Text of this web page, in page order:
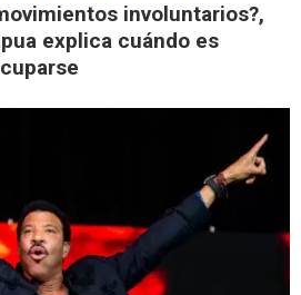
involuntarios?,
explica cuándo es